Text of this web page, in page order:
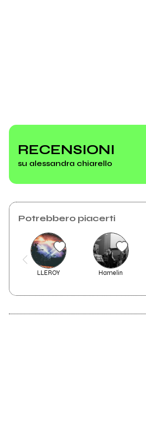
Invia messaggio
RECENSIONI
su alessandra chiarello
I was waiting for you
Potrebbero piacerti
LLEROY Hamelin